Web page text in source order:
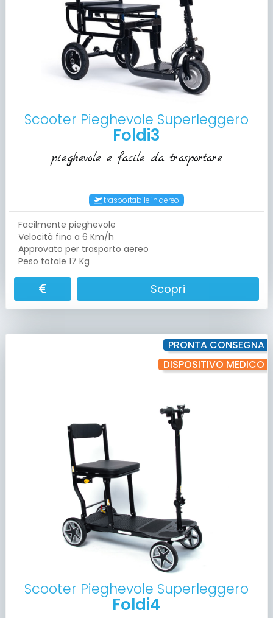
Scooter Pieghevole Superleggero
Foldi3
pieghevole e facile da trasportare
trasportabile in aereo
Facilmente pieghevole
Velocità fino a 6 Km/h
Approvato per trasporto aereo
Peso totale 17 Kg
Scopri
PRONTA CONSEGNA
DISPOSITIVO MEDICO
Scooter Pieghevole Superleggero
Foldi4